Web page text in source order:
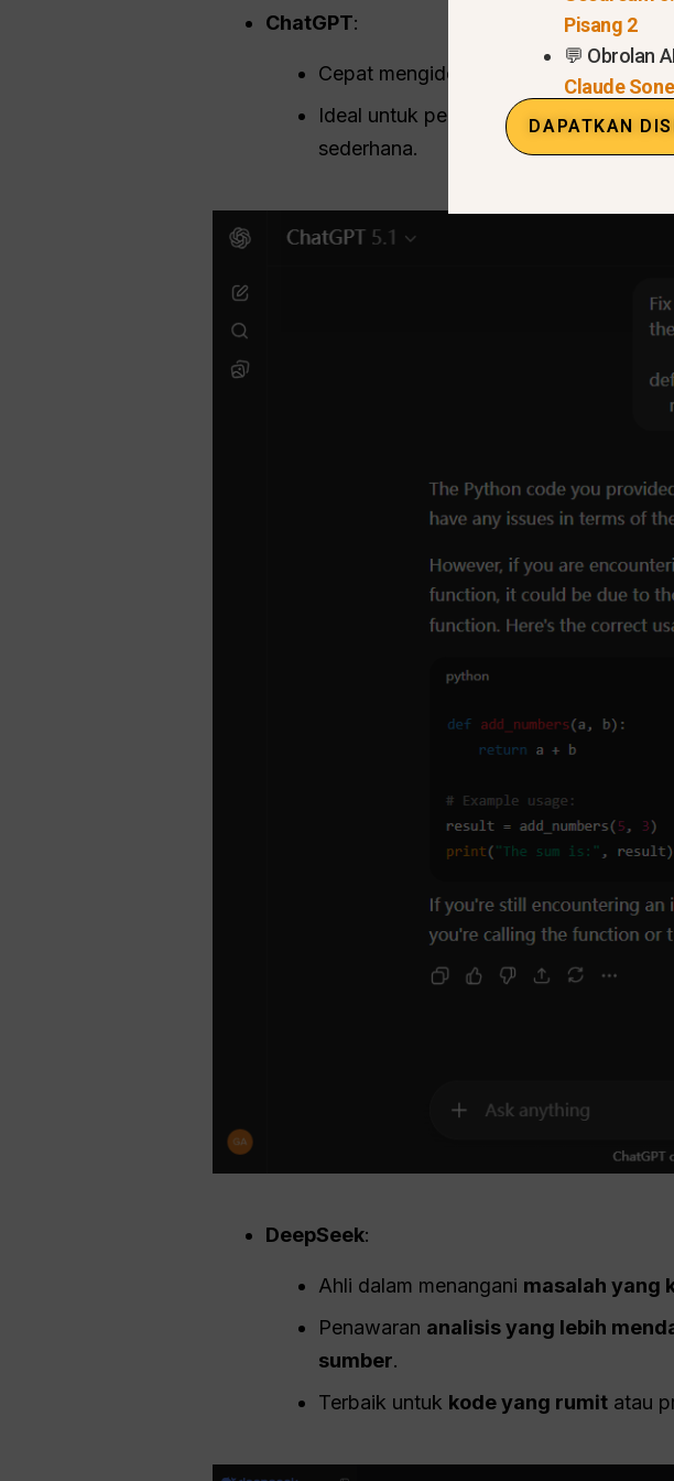
ChatGPT:
Cepat mengidentifikasi dan
Ideal untuk pengembang yang
sederhana.
DeepSeek:
Ahli dalam menangani masalah yang
Penawaran analisis yang lebih
sumber.
Terbaik untuk kode yang rumit atau
Pisang 2
💬 Obrolan
Claude
DAPATKAN